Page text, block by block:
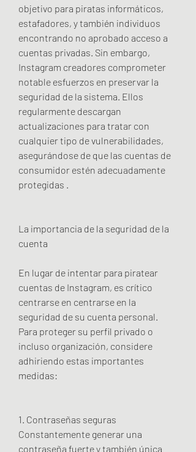
objetivo para piratas informáticos,
estafadores, y también individuos
encontrando no aprobado acceso a
cuentas privadas. Sin embargo,
Instagram creadores comprometer
notable esfuerzos en preservar la
seguridad de la sistema. Ellos
regularmente descargan
actualizaciones para tratar con
cualquier tipo de vulnerabilidades,
asegurándose de que las cuentas de
consumidor estén adecuadamente
protegidas .
La importancia de la seguridad de la
cuenta
En lugar de intentar para piratear
cuentas de Instagram, es crítico
centrarse en centrarse en la
seguridad de su cuenta personal.
Para proteger su perfil privado o
incluso organización, considere
adhiriendo estas importantes
medidas:
1. Contraseñas seguras
Constantemente generar una
contraseña fuerte y también única